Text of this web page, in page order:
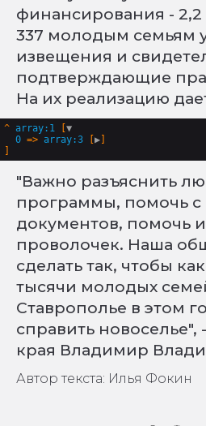
финансирования -
337 молодым семьям
извещения и
подтверждающие
На их реализацию
^ array:1 [▼
0 => array:3 [▶
"Важно разъяснить
программы, помочь
документов, помочь
проволочек. Наша
сделать так, чтобы
тысячи молодых
Ставрополье в этом
справить новоселье",
края Владимир
Автор текста: Илья Фокин